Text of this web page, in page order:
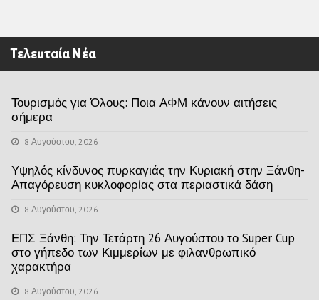
Τελευταία Νέα
Τουρισμός για Όλους: Ποια ΑΦΜ κάνουν αιτήσεις
σήμερα
8 Αυγούστου, 2026
Υψηλός κίνδυνος πυρκαγιάς την Κυριακή στην Ξάνθη-
Απαγόρευση κυκλοφορίας στα περιαστικά δάση
8 Αυγούστου, 2026
ΕΠΣ Ξάνθη: Την Τετάρτη 26 Αυγούστου το Super Cup
στο γήπεδο των Κιμμερίων με φιλανθρωπικό
χαρακτήρα
8 Αυγούστου, 2026